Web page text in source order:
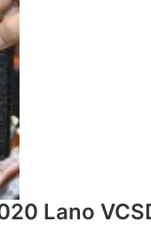
Lano